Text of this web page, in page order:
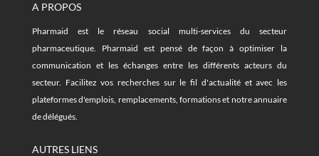
A PROPOS
Pharmaid est le réseau social multi-services du secteur
pharmaceutique. Pharmaid est pensé de façon à optimiser la
communication et les échanges entre les différents acteurs du
secteur. Facilitez vos recherches sur le fil d'actualité et avec les
plateformes d'emplois, remplacements, formations et notre annuaire
de délégués.
AUTRES LIENS